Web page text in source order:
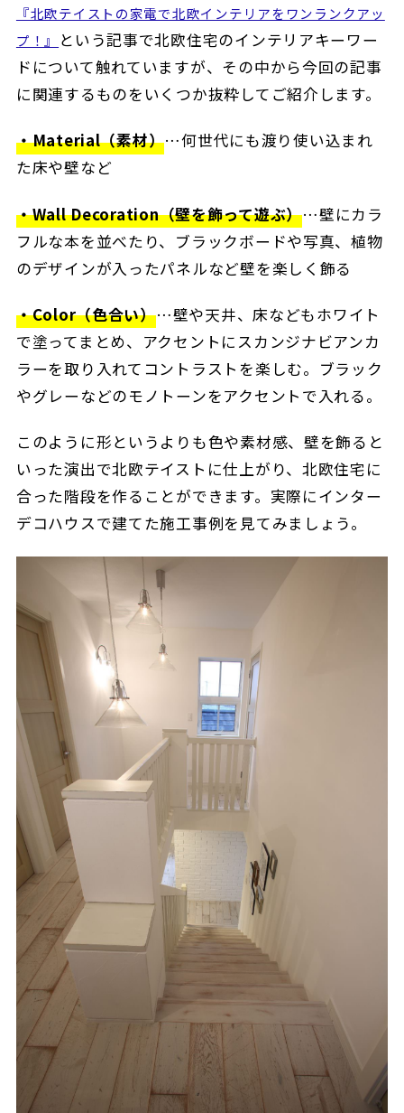
『北欧テイストの家電で北欧インテリアをワンランクアッ
プ！』
という記事で北欧住宅のインテリアキーワー
ドについて触れていますが、その中から今回の記事
に関連するものを いくつか抜粋してご紹介します。
・Material（素材）…何世代にも渡り使い込まれ
た床や壁など
・Wall Decoration（壁を飾って遊ぶ）…壁にカラ
フルな本を並べたり、ブラックボードや写真、植物
のデザインが入ったパネルなど壁を楽しく飾る
・Color（色合い）…壁や天井、床などもホワイト
で塗ってまとめ、アクセントにスカンジナビアンカ
ラーを取り入れてコントラストを楽しむ。ブラック
やグレーなどのモノトーンをアクセントで入れる。
このように形というよりも色や素材感、壁を飾ると
いった演出で北欧テイストに仕上がり、北欧住宅に
合った階段を作ることができます。実際にインター
デコハウスで建てた施工事例を見てみましょう。